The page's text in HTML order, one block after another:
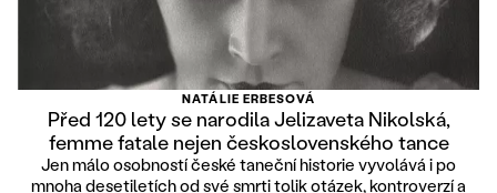
NATÁLIE ERBESOVÁ
Před 120 lety se narodila Jelizaveta Nikolská,
femme fatale nejen československého tance
Jen málo osobností české taneční historie vyvolává i po
mnoha desetiletích od své smrti tolik otázek, kontroverzí a